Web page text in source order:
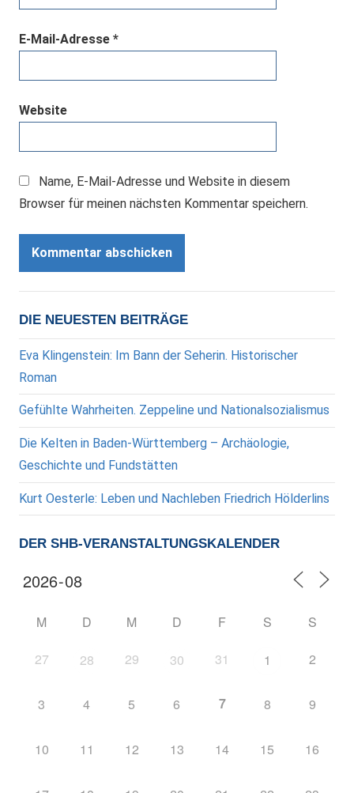
E-Mail-Adresse *
Website
Name, E-Mail-Adresse und Website in diesem
Browser für meinen nächsten Kommentar speichern.
DIE NEUESTEN BEITRÄGE
Eva Klingenstein: Im Bann der Seherin. Historischer
Roman
Gefühlte Wahrheiten. Zeppeline und Nationalsozialismus
Die Kelten in Baden-Württemberg – Archäologie,
Geschichte und Fundstätten
Kurt Oesterle: Leben und Nachleben Friedrich Hölderlins
DER SHB-VERANSTALTUNGSKALENDER
M D M D F S S
27 28 29 30 31 1 2
3 4 5 6 7 8 9
10 11 12 13 14 15 16